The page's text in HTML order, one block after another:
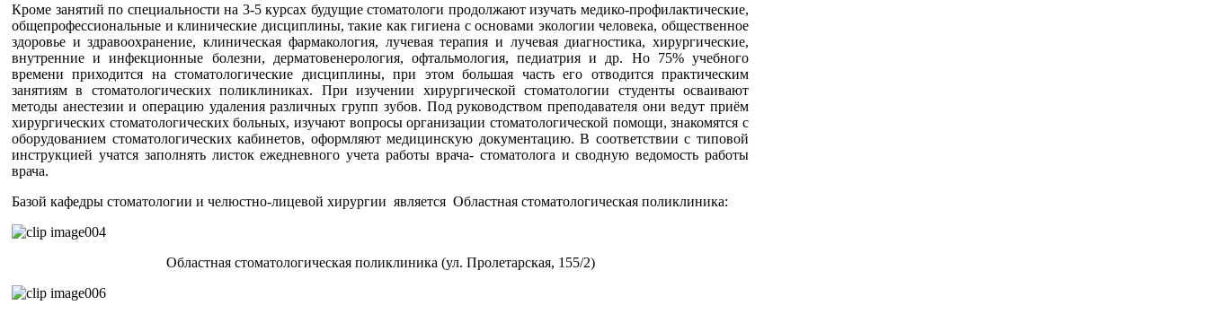
Кроме занятий по специальности на 3-5 курсах будущие стоматологи продолжают изучать медико-профилактические,
общепрофессиональные и клинические дисциплины, такие как гигиена с основами экологии человека, общественное
здоровье и здравоохранение, клиническая фармакология, лучевая терапия и лучевая диагностика, хирургические,
внутренние и инфекционные болезни, дерматовенерология, офтальмология, педиатрия и др. Но 75% учебного
времени приходится на стоматологические дисциплины, при этом большая часть его отводится практическим
занятиям в стоматологических поликлиниках. При изучении хирургической стоматологии студенты осваивают
методы анестезии и операцию удаления различных групп зубов. Под руководством преподавателя они ведут приём
хирургических стоматологических больных, изучают вопросы организации стоматологической помощи, знакомятся с
оборудованием стоматологических кабинетов, оформляют медицинскую документацию. В соответствии с типовой
инструкцией учатся заполнять листок ежедневного учета работы врача- стоматолога и сводную ведомость работы
врача.
Базой кафедры стоматологии и челюстно-лицевой хирургии является Областная стоматологическая поликлиника:
Областная стоматологическая поликлиника (ул. Пролетарская, 155/2)